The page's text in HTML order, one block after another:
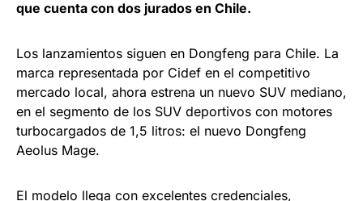
que cuenta con dos jurados en Chile.
Los lanzamientos siguen en Dongfeng para Chile. La
marca representada por Cidef en el competitivo
mercado local, ahora estrena un nuevo SUV mediano,
en el segmento de los SUV deportivos con motores
turbocargados de 1,5 litros: el nuevo Dongfeng
Aeolus Mage.
El modelo llega con excelentes credenciales,